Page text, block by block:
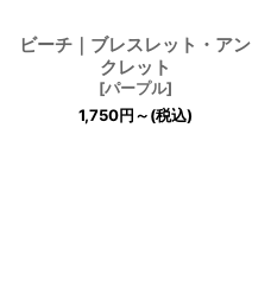
ビーチ｜ブレスレット・アン
クレット
[パープル]
1,750円～(税込)